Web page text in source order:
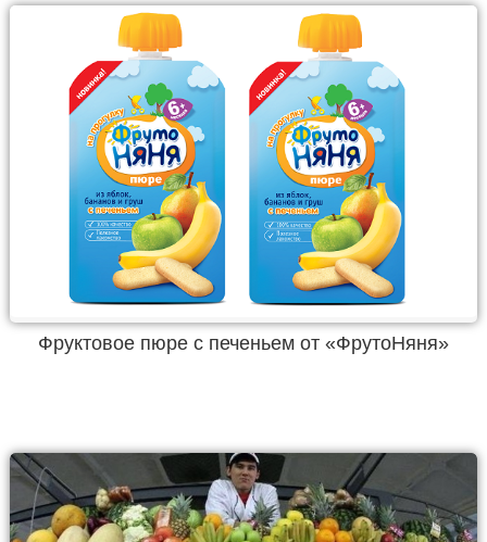
Фруктовое пюре с печеньем от «ФрутоНяня»